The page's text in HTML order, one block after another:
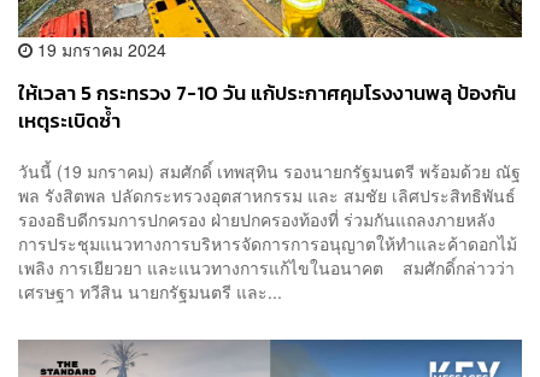
19 มกราคม 2024
ให้เวลา 5 กระทรวง 7-10 วัน แก้ประกาศคุมโรงงานพลุ ป้องกัน
เหตุระเบิดซ้ำ
วันนี้ (19 มกราคม) สมศักดิ์ เทพสุทิน รองนายกรัฐมนตรี พร้อมด้วย ณัฐ
พล รังสิตพล ปลัดกระทรวงอุตสาหกรรม และ สมชัย เลิศประสิทธิพันธ์
รองอธิบดีกรมการปกครอง ฝ่ายปกครองท้องที่ ร่วมกันแถลงภายหลัง
การประชุมแนวทางการบริหารจัดการการอนุญาตให้ทำและค้าดอกไม้
เพลิง การเยียวยา และแนวทางการแก้ไขในอนาคต สมศักดิ์กล่าวว่า
เศรษฐา ทวีสิน นายกรัฐมนตรี และ...